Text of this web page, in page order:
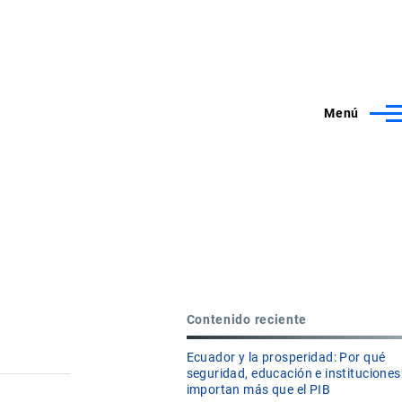
Menú
Contenido reciente
Ecuador y la prosperidad: Por qué
seguridad, educación e instituciones
importan más que el PIB